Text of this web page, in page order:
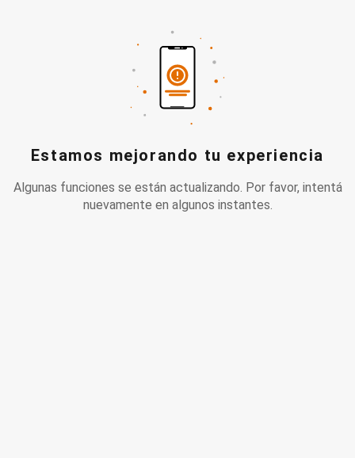
Estamos mejorando tu experiencia
Algunas funciones se están actualizando. Por favor, intentá
nuevamente en algunos instantes.